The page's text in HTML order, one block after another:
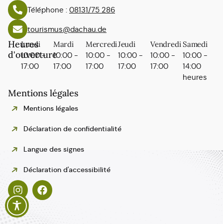
Téléphone : 08131/75 286
tourismus@dachau.de
Heures
d'ouverture
Lundi
10:00 -
17:00
Mardi
10:00 -
17:00
Mercredi
10:00 -
17:00
Jeudi
10:00 -
17:00
Vendredi
10:00 -
17:00
Samedi
10:00 -
14:00
heures
Mentions légales
Mentions légales
Déclaration de confidentialité
Langue des signes
Déclaration d'accessibilité
Italiano
Español